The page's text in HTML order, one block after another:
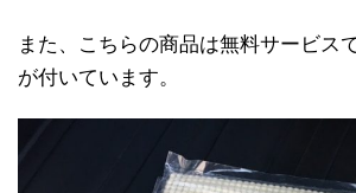
また、こちらの商品は無料サービス
が付いています。